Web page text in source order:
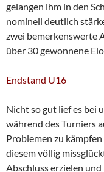
gelangen ihm in den
nominell deutlich
zwei bemerkenswerte
über 30 gewonnene
Endstand U16
Nicht so gut lief es bei
während des Turniers
Problemen zu
diesem völlig
Abschluss erzielen